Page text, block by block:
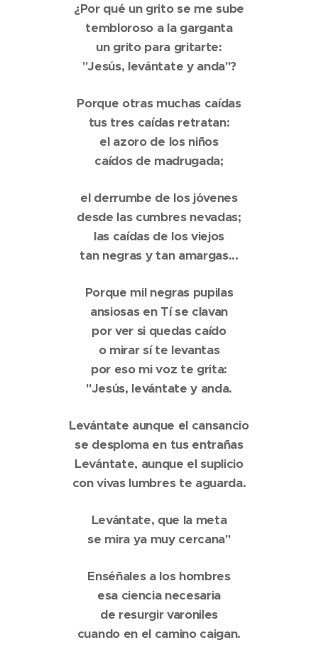
¿Por qué un grito se me sube
tembloroso a la garganta
un grito para gritarte:
"Jesús, levántate y anda"?
Porque otras muchas caídas
tus tres caídas retratan:
el azoro de los niños
caídos de madrugada;
el derrumbe de los jóvenes
desde las cumbres nevadas;
las caídas de los viejos
tan negras y tan amargas...
Porque mil negras pupilas
ansiosas en Tí se clavan
por ver si quedas caído
o mirar sí te levantas
por eso mi voz te grita:
"Jesús, levántate y anda.
Levántate aunque el cansancio
se desploma en tus entrañas
Levántate, aunque el suplicio
con vivas lumbres te aguarda.
Levántate, que la meta
se mira ya muy cercana"
Enséñales a los hombres
esa ciencia necesaria
de resurgir varoniles
cuando en el camino caigan.